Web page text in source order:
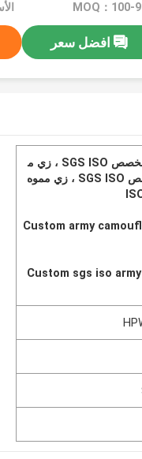
MOQ：100-
افضل سعر
زي جيش مموه مخصص SGS ISO ، زي م
موه للجيش مخصص SGS ISO ، زي مموه
Custom army
Custom sgs iso